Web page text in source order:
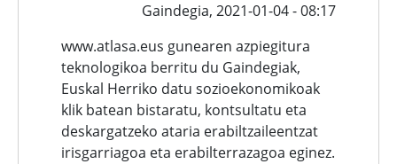
Gaindegia, 2021-01-04 - 08:17
www.atlasa.eus gunearen azpiegitura
teknologikoa berritu du Gaindegiak,
Euskal Herriko datu sozioekonomikoak
klik batean bistaratu, kontsultatu eta
deskargatzeko ataria erabiltzaileentzat
irisgarriagoa eta erabilterrazagoa eginez.